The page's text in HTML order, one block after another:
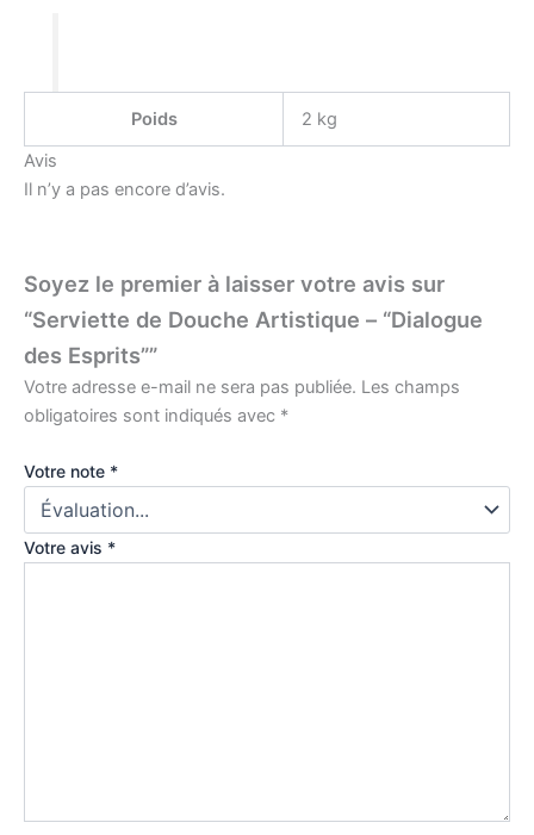
Poids
2 kg
Avis
Il n’y a pas encore d’avis.
Soyez le premier à laisser votre avis sur
“Serviette de Douche Artistique – “Dialogue
des Esprits””
Votre adresse e-mail ne sera pas publiée. Les champs
obligatoires sont indiqués avec *
Votre note *
Votre avis *